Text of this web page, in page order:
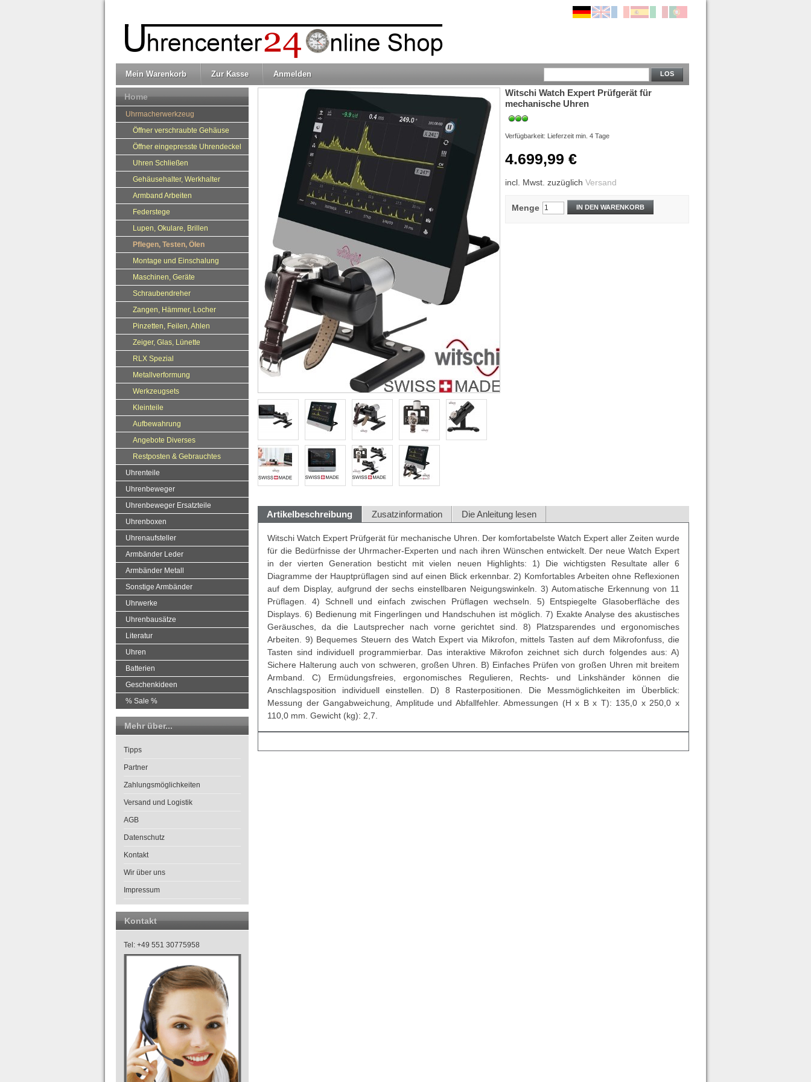
Mein Warenkorb Zur Kasse Anmelden LOS
Witschi Watch Expert Prüfgerät für
mechanische Uhren
Verfügbarkeit: Lieferzeit min. 4 Tage
4.699,99 €
incl. Mwst. zuzüglich Versand
Menge IN DEN WARENKORB
Artikelbeschreibung Zusatzinformation Die Anleitung lesen
Witschi Watch Expert Prüfgerät für mechanische Uhren. Der komfortabelste Watch Expert aller Zeiten wurde
für die Bedürfnisse der Uhrmacher-Experten und nach ihren Wünschen entwickelt. Der neue Watch Expert
in der vierten Generation besticht mit vielen neuen Highlights: 1) Die wichtigsten Resultate aller 6
Diagramme der Hauptprüflagen sind auf einen Blick erkennbar. 2) Komfortables Arbeiten ohne Reflexionen
auf dem Display, aufgrund der sechs einstellbaren Neigungswinkeln. 3) Automatische Erkennung von 11
Prüflagen. 4) Schnell und einfach zwischen Prüflagen wechseln. 5) Entspiegelte Glasoberfläche des
Displays. 6) Bedienung mit Fingerlingen und Handschuhen ist möglich. 7) Exakte Analyse des akustisches
Geräusches, da die Lautsprecher nach vorne gerichtet sind. 8) Platzsparendes und ergonomisches
Arbeiten. 9) Bequemes Steuern des Watch Expert via Mikrofon, mittels Tasten auf dem Mikrofonfuss, die
Tasten sind individuell programmierbar. Das interaktive Mikrofon zeichnet sich durch folgendes aus: A)
Sichere Halterung auch von schweren, großen Uhren. B) Einfaches Prüfen von großen Uhren mit breitem
Armband. C) Ermüdungsfreies, ergonomisches Regulieren, Rechts- und Linkshänder können die
Anschlagsposition individuell einstellen. D) 8 Rasterpositionen. Die Messmöglichkeiten im Überblick:
Messung der Gangabweichung, Amplitude und Abfallfehler. Abmessungen (H x B x T): 135,0 x 250,0 x
110,0 mm. Gewicht (kg): 2,7.
Home
Uhrmacherwerkzeug
Öffner verschraubte Gehäuse
Öffner eingepresste Uhrendeckel
Uhren Schließen
Gehäusehalter, Werkhalter
Armband Arbeiten
Federstege
Lupen, Okulare, Brillen
Pflegen, Testen, Ölen
Montage und Einschalung
Maschinen, Geräte
Schraubendreher
Zangen, Hämmer, Locher
Pinzetten, Feilen, Ahlen
Zeiger, Glas, Lünette
RLX Spezial
Metallverformung
Werkzeugsets
Kleinteile
Aufbewahrung
Angebote Diverses
Restposten & Gebrauchtes
Uhrenteile
Uhrenbeweger
Uhrenbeweger Ersatzteile
Uhrenboxen
Uhrenaufsteller
Armbänder Leder
Armbänder Metall
Sonstige Armbänder
Uhrwerke
Uhrenbausätze
Literatur
Uhren
Batterien
Geschenkideen
% Sale %
Mehr über...
Tipps
Partner
Zahlungsmöglichkeiten
Versand und Logistik
AGB
Datenschutz
Kontakt
Wir über uns
Impressum
Kontakt
Tel: +49 551 30775958